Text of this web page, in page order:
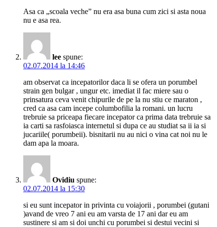
Asa ca „scoala veche” nu era asa buna cum zici si asta noua
nu e asa rea.
lee spune:
02.07.2014 la 14:46
am observat ca incepatorilor daca li se ofera un porumbel
strain gen bulgar , ungur etc. imediat il fac miere sau o
prinsatura ceva venit chipurile de pe la nu stiu ce maraton ,
cred ca asa cam incepe columbofilia la romani. un lucru
trebruie sa priceapa fiecare incepator ca prima data trebruie sa
ia carti sa rasfoiasca internetul si dupa ce au studiat sa ii ia si
jucariile( porumbeii). bisnitarii nu au nici o vina cat noi nu le
dam apa la moara.
Ovidiu spune:
02.07.2014 la 15:30
si eu sunt incepator in privinta cu voiajorii , porumbei (gutani
)avand de vreo 7 ani eu am varsta de 17 ani dar eu am
sustinere si am si doi unchi cu porumbei si destui vecini si